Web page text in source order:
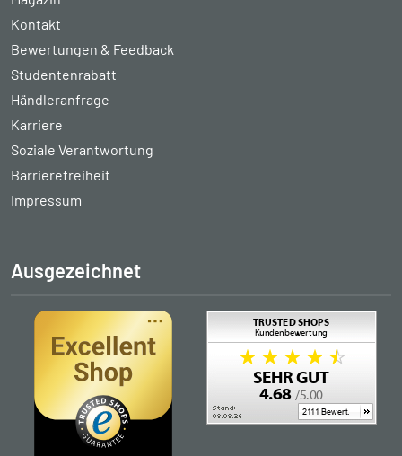
Kontakt
Bewertungen & Feedback
Studentenrabatt
Händleranfrage
Karriere
Soziale Verantwortung
Barrierefreiheit
Impressum
Ausgezeichnet